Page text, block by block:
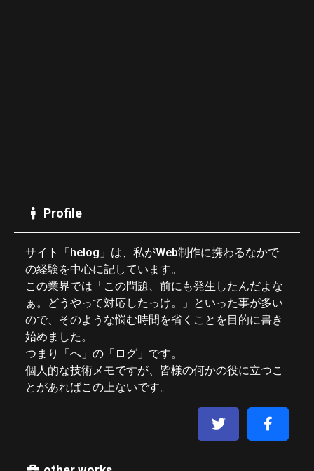
Profile
サイト「helog」は、私がWeb制作に携わるなかで
の経験を中心に記しています。
この業界では「この問題、前にも発生したんだよな
ぁ。どうやって対応したっけ。」といった事が多い
ので、そのような悩む時間を省くことを目的に書き
始めました。
つまり「へ」の「ログ」です。
個人的な技術メモですが、皆様の何かの役に立つこ
とがあればこの上ないです。